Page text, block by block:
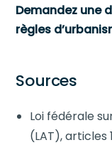
Demandez une
règles
Sources
Loi fédérale
(LAT), articles